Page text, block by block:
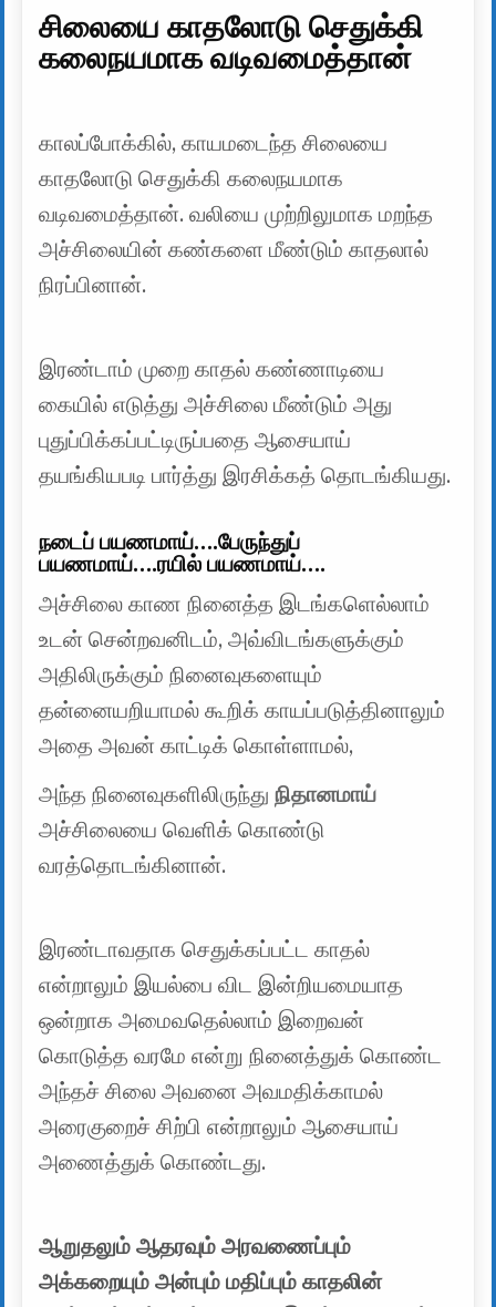
சிலையை காதலோடு செதுக்கி
கலைநயமாக வடிவமைத்தான்
காலப்போக்கில், காயமடைந்த சிலையை
காதலோடு செதுக்கி கலைநயமாக
வடிவமைத்தான். வலியை முற்றிலுமாக மறந்த
அச்சிலையின் கண்களை மீண்டும் காதலால்
நிரப்பினான்.
இரண்டாம் முறை காதல் கண்ணாடியை
கையில் எடுத்து அச்சிலை மீண்டும் அது
புதுப்பிக்கப்பட்டிருப்பதை ஆசையாய்
தயங்கியபடி பார்த்து இரசிக்கத் தொடங்கியது.
நடைப் பயணமாய்….பேருந்துப்
பயணமாய்….ரயில் பயணமாய்….
அச்சிலை காண நினைத்த இடங்களெல்லாம்
உடன் சென்றவனிடம், அவ்விடங்களுக்கும்
அதிலிருக்கும் நினைவுகளையும்
தன்னையறியாமல் கூறிக் காயப்படுத்தினாலும்
அதை அவன் காட்டிக் கொள்ளாமல்,
அந்த நினைவுகளிலிருந்துநிதானமாய்
அச்சிலையை வெளிக் கொண்டு
வரத்தொடங்கினான்.
இரண்டாவதாக செதுக்கப்பட்ட காதல்
என்றாலும் இயல்பை விட இன்றியமையாத
ஒன்றாக அமைவதெல்லாம் இறைவன்
கொடுத்த வரமே என்று நினைத்துக் கொண்ட
அந்தச் சிலை அவனை அவமதிக்காமல்
அரைகுறைச் சிற்பி என்றாலும் ஆசையாய்
அணைத்துக் கொண்டது.
ஆறுதலும் ஆதரவும் அரவணைப்பும்
அக்கறையும் அன்பும் மதிப்பும் காதலின்